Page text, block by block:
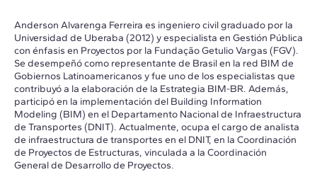
Anderson Alvarenga Ferreira es ingeniero civil graduado por la
Universidad de Uberaba (2012) y especialista en Gestión Pública
con énfasis en Proyectos por la Fundação Getulio Vargas (FGV).
Se desempeñó como representante de Brasil en la red BIM de
Gobiernos Latinoamericanos y fue uno de los especialistas que
contribuyó a la elaboración de la Estrategia BIM-BR. Además,
participó en la implementación del Building Information
Modeling (BIM) en el Departamento Nacional de Infraestructura
de Transportes (DNIT). Actualmente, ocupa el cargo de analista
de infraestructura de transportes en el DNIT, en la Coordinación
de Proyectos de Estructuras, vinculada a la Coordinación
General de Desarrollo de Proyectos.